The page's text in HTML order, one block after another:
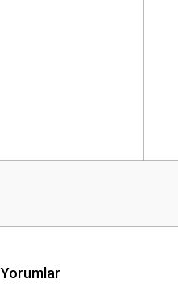
Yorumlar